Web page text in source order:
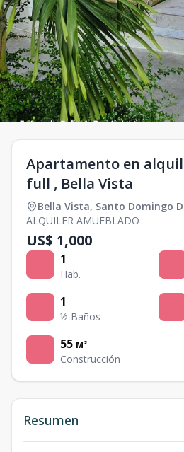
Apartamento en
full , Bella Vista
Bella Vista, Santo Domingo
ALQUILER AMUEBLADO
US$ 1,000
1
Hab.
1
½ Baños
55 M²
Construcción
Resumen